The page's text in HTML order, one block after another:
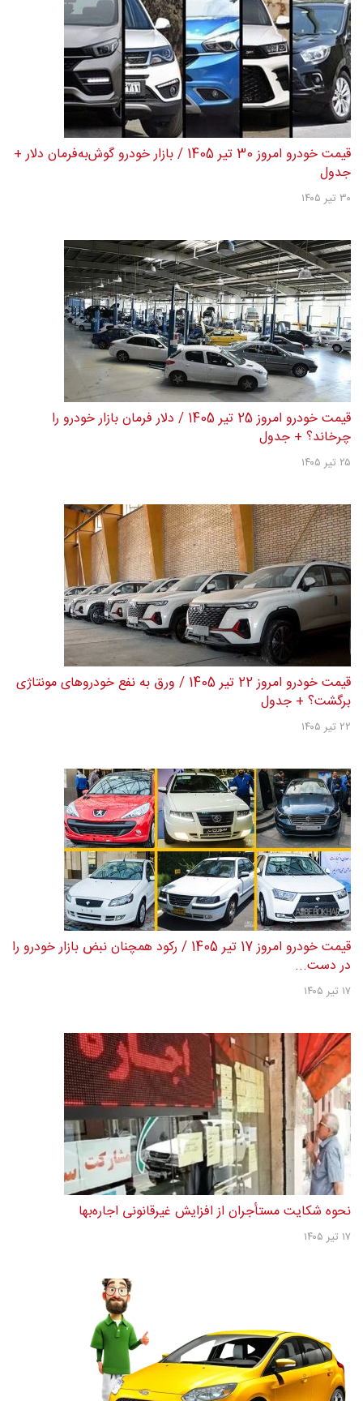
قیمت خودرو امروز 30 تیر 1405 / بازار خودرو گوش‌به‌فرمان دلار +
جدول
۳۰ تیر ۱۴۰۵
قیمت خودرو امروز 25 تیر 1405 / دلار فرمان بازار خودرو را
چرخاند؟ + جدول
۲۵ تیر ۱۴۰۵
قیمت خودرو امروز 22 تیر 1405 / ورق به نفع خودروهای مونتاژی
برگشت؟ + جدول
۲۲ تیر ۱۴۰۵
قیمت خودرو امروز 17 تیر 1405 / رکود همچنان نبض بازار خودرو را
در دست...
۱۷ تیر ۱۴۰۵
نحوه شکایت مستأجران از افزایش غیرقانونی اجاره‌بها
۱۷ تیر ۱۴۰۵